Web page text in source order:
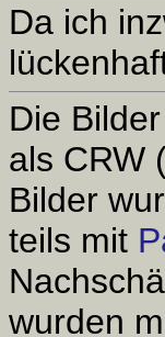
Da ich
Die
als CRW
Bilder
teils mit
wurden